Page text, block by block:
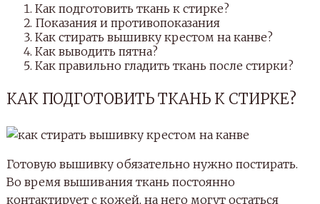
Как подготовить ткань к стирке?
Показания и противопоказания
Как стирать вышивку крестом на канве?
Как выводить пятна?
Как правильно гладить ткань после стирки?
КАК ПОДГОТОВИТЬ ТКАНЬ К СТИРКЕ?
Готовую вышивку обязательно нужно постирать.
Во время вышивания ткань постоянно
контактирует с кожей, на него могут остаться